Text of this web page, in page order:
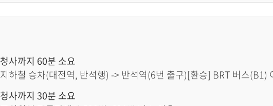
청사까지 60분 소요
지하철 승차(대전역, 반석행) -> 반석역(6번 출구)[환승] BRT 버스(B1)
청사까지 30분 소요